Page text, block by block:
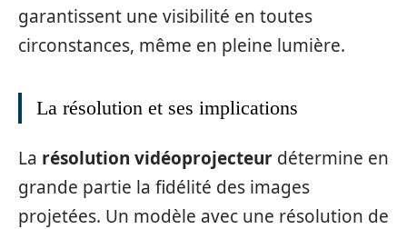
garantissent une visibilité en toutes
circonstances, même en pleine lumière.
La résolution et ses implications
La résolution vidéoprojecteur détermine en
grande partie la fidélité des images
projetées. Un modèle avec une résolution de